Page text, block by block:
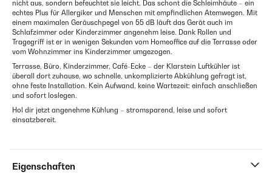
nicht aus, sondern befeuchtet sie leicht. Das schont die Schleimhäute – ein
echtes Plus für Allergiker und Menschen mit empfindlichen Atemwegen. Mit
einem maximalen Geräuschpegel von 55 dB läuft das Gerät auch im
Schlafzimmer oder Kinderzimmer angenehm leise. Dank Rollen und
Tragegriff ist er in wenigen Sekunden vom Homeoffice auf die Terrasse oder
vom Wohnzimmer ins Kinderzimmer umgezogen.
Terrasse, Büro, Kinderzimmer, Café-Ecke – der Klarstein Luftkühler ist
überall dort zuhause, wo schnelle, unkomplizierte Abkühlung gefragt ist,
ohne feste Installation. Kein Aufwand, keine Wartezeit: einfach anschließen
und sofort loslegen.
Hol dir jetzt angenehme Kühlung – stromsparend, leise und sofort
einsatzbereit.
Eigenschaften